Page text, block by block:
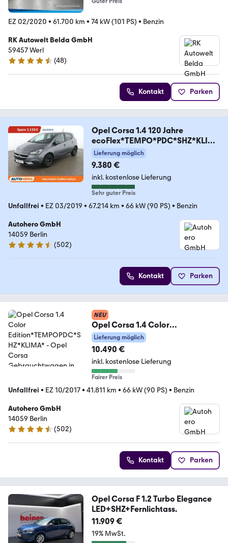
EZ 02/2020 • 61.700 km • 74 kW (101 PS) • Benzin
RK Autowelt Belda GmbH
59457 Werl
4.5 Sterne
(48)
Kontakt Parken
Opel Corsa 1.4 120 Jahre
ecoFlex*TEMPO*PDC*SHZ*KLIMA
*Lieferung möglich
9.380 €
inkl. kostenlose Lieferung
Sehr guter Preis
Unfallfrei • EZ 03/2019 • 67.214 km • 66 kW (90 PS) • Benzin
Autohero GmbH
14059 Berlin
4.5 Sterne
(502)
Kontakt Parken
NEU
Opel Corsa 1.4 Color
Edition*TEMPOPDC*SHZ*KLIMA*
Lieferung möglich
10.490 €
inkl. kostenlose Lieferung
Fairer Preis
Unfallfrei • EZ 10/2017• 41.811 km • 66 kW (90 PS) • Benzin
Autohero GmbH
14059 Berlin
4.5 Sterne
(502)
Kontakt Parken
Opel Corsa F 1.2 Turbo Elegance
LED+SHZ+Fernlichtass.
11.909 €
19% MwSt.